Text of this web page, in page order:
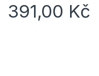
391,00 Kč